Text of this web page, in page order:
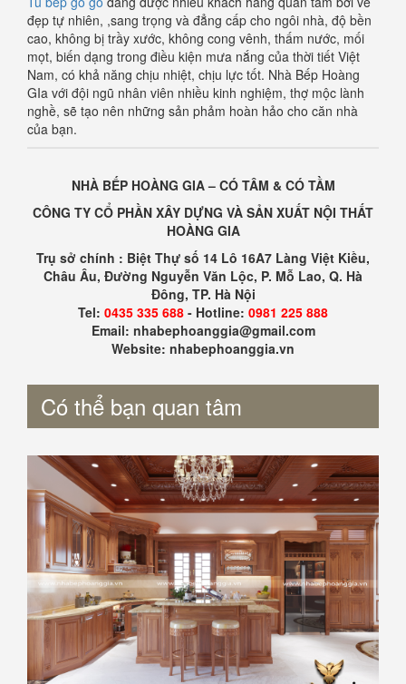
đẹp tự nhiên, ,sang trọng và đẳng cấp cho ngôi nhà, độ bền
cao, không bị trầy xước, không cong vênh, thấm nước, mối
mọt, biến dạng trong điều kiện mưa nắng của thời tiết Việt
Nam, có khả năng chịu nhiệt, chịu lực tốt. Nhà Bếp Hoàng
GIa với đội ngũ nhân viên nhiều kinh nghiệm, thợ mộc lành
nghề, sẽ tạo nên những sản phảm hoàn hảo cho căn nhà
của bạn.
NHÀ BẾP HOÀNG GIA – CÓ TÂM & CÓ TẦM
CÔNG TY CỔ PHẦN XÂY DỰNG VÀ SẢN XUẤT NỘI THẤT
HOÀNG GIA
Trụ sở chính : Biệt Thự số 14 Lô 16A7 Làng Việt Kiều,
Châu Âu, Đường Nguyễn Văn Lộc, P. Mỗ Lao, Q. Hà
Đông, TP. Hà Nội
Tel: 0435 335 688 - Hotline: 0981 225 888
Email: nhabephoanggia@gmail.com
Website: nhabephoanggia.vn
Có thể bạn quan tâm